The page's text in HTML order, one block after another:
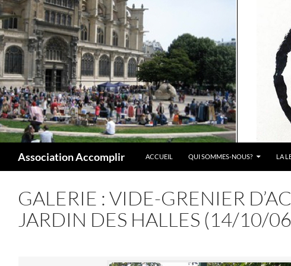
Aller
au
contenu
Association Accomplir ACCUEIL QUI SOMMES-NOUS? LA
GALERIE : VIDE-GRENIER
JARDIN DES HALLES (14/10/